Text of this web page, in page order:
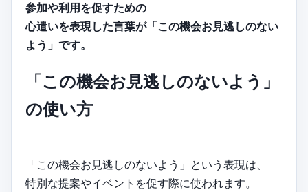
参加や利用を促すための
心遣いを表現した言葉が「この機会お見逃しのない
よう」です。
「この機会お見逃しのないよう」
の使い方
「この機会お見逃しのないよう」という表現は、
特別な提案やイベントを促す際に使われます。